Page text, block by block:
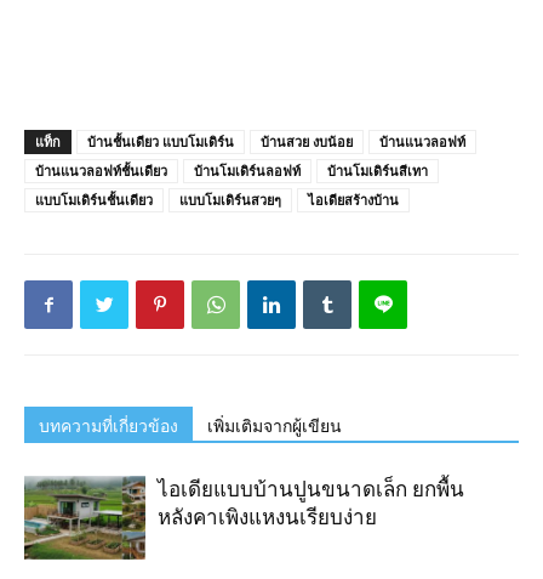
แท็ก บ้านชั้นเดียว แบบโมเดิร์น บ้านสวย งบน้อย
บ้านแนวลอฟท์
บ้านแนวลอฟท์ชั้นเดียว
บ้านโมเดิร์นลอฟท์
บ้านโมเดิร์นสีเทา
แบบโมเดิร์นชั้นเดียว
แบบโมเดิร์นสวยๆ ไอเดียสร้างบ้าน
บทความที่เกี่ยวข้อง เพิ่มเติมจากผู้เขียน
ไอเดียแบบบ้านปูนขนาดเล็ก ยกพื้น
หลังคาเพิงแหงนเรียบง่าย